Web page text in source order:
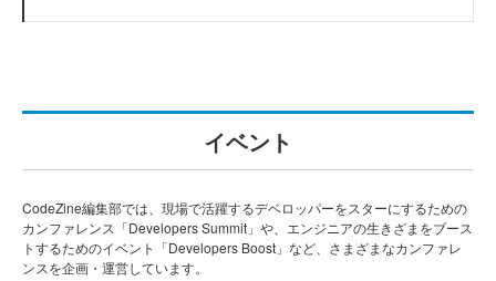
イベント
CodeZine編集部では、現場で活躍するデベロッパーをスターにするための
カンファレンス「Developers Summit」や、エンジニアの生きざまをブース
トするためのイベント「Developers Boost」など、さまざまなカンファレ
ンスを企画・運営しています。